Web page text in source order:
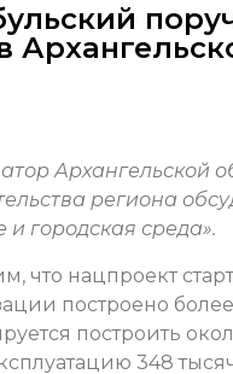
Архангельской
региона
и городская среда».
что нацпроект
построено
построить
348